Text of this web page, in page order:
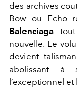
des archives
Bow ou Echo
Balenciaga
nouvelle. Le
devient
abolissant à
l’exceptionnel et